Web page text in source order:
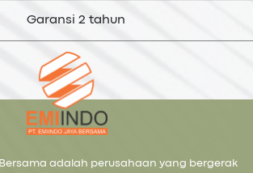
Garansi 2 tahun
Bersama adalah perusahaan yang bergerak